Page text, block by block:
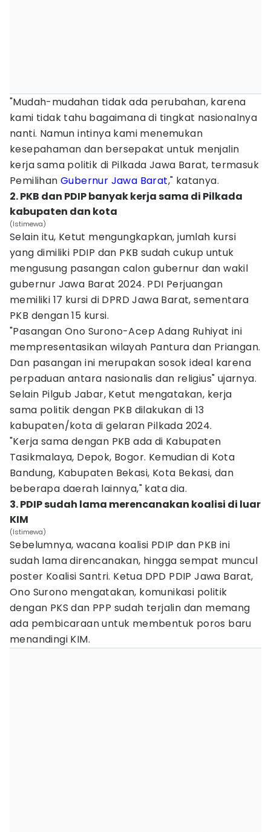
"Mudah-mudahan tidak ada perubahan, karena
kami tidak tahu bagaimana di tingkat nasionalnya
nanti. Namun intinya kami menemukan
kesepahaman dan bersepakat untuk menjalin
kerja sama politik di Pilkada Jawa Barat, termasuk
PemilihanGubernur Jawa Barat," katanya.
2. PKB dan PDIP banyak kerja sama di Pilkada
kabupaten dan kota
(Istimewa)
Selain itu, Ketut mengungkapkan, jumlah kursi
yang dimiliki PDIP dan PKB sudah cukup untuk
mengusung pasangan calon gubernur dan wakil
gubernur Jawa Barat 2024. PDI Perjuangan
memiliki 17 kursi di DPRD Jawa Barat, sementara
PKB dengan 15 kursi.
"Pasangan Ono Surono-Acep Adang Ruhiyat ini
mempresentasikan wilayah Pantura dan Priangan.
Dan pasangan ini merupakan sosok ideal karena
perpaduan antara nasionalis dan religius" ujarnya.
Selain Pilgub Jabar, Ketut mengatakan, kerja
sama politik dengan PKB dilakukan di 13
kabupaten/kota di gelaran Pilkada 2024.
"Kerja sama dengan PKB ada di Kabupaten
Tasikmalaya, Depok, Bogor. Kemudian di Kota
Bandung, Kabupaten Bekasi, Kota Bekasi, dan
beberapa daerah lainnya," kata dia.
3. PDIP sudah lama merencanakan koalisi di luar
KIM
(Istimewa)
Sebelumnya, wacana koalisi PDIP dan PKB ini
sudah lama direncanakan, hingga sempat muncul
poster Koalisi Santri. Ketua DPD PDIP Jawa Barat,
Ono Surono mengatakan, komunikasi politik
dengan PKS dan PPP sudah terjalin dan memang
ada pembicaraan untuk membentuk poros baru
menandingi KIM.